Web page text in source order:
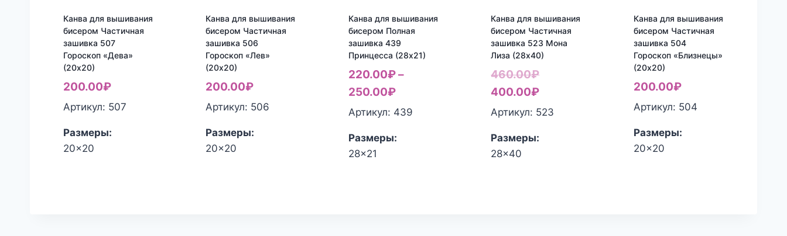
Канва для вышивания
бисером Частичная
зашивка 507
Гороскоп «Дева»
(20х20)
200.00₽
Артикул: 507
Размеры:
20x20
Канва для вышивания
бисером Частичная
зашивка 506
Гороскоп «Лев»
(20х20)
200.00₽
Артикул: 506
Размеры:
20x20
Канва для вышивания
бисером Полная
зашивка 439
Принцесса (28х21)
220.00₽–
250.00₽
Артикул: 439
Размеры:
28x21
Канва для вышивания
бисером Частичная
зашивка 523 Мона
Лиза (28х40)
460.00₽Первоначальная
цена
составляла
400.00₽Текущая
цена:
Артикул: 523
Размеры:
28x40
Канва для вышивания
бисером Частичная
зашивка 504
Гороскоп «Близнецы»
(20х20)
200.00₽
Артикул: 504
Размеры:
20x20